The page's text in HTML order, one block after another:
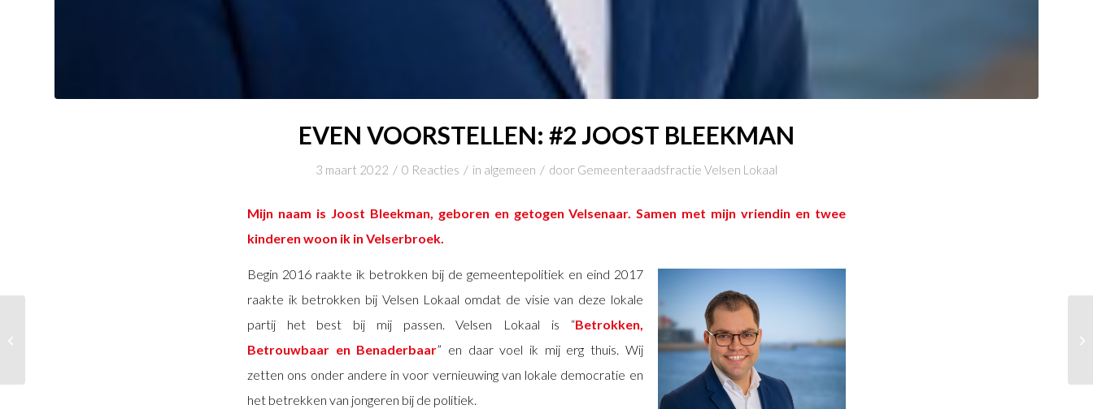
EVEN VOORSTELLEN: #2 JOOST BLEEKMAN
3 maart 2022 / 0 Reacties / in algemeen / door Gemeenteraadsfractie Velsen Lokaal
Mijn naam is Joost Bleekman, geboren en getogen Velsenaar. Samen met mijn vriendin en twee
kinderen woon ik in Velserbroek.
Begin 2016 raakte ik betrokken bij de gemeentepolitiek en eind 2017
raakte ik betrokken bij Velsen Lokaal omdat de visie van deze lokale
partij het best bij mij passen. Velsen Lokaal is “Betrokken,
Betrouwbaar en Benaderbaar” en daar voel ik mij erg thuis. Wij
zetten ons onder andere in voor vernieuwing van lokale democratie en
het betrekken van jongeren bij de politiek.